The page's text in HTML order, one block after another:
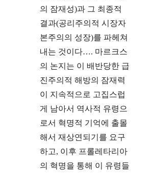
의 잠재성)과 그 최종적
결과(공리주의적 시장자
본주의의 성장)를 파헤쳐
내는 것이다…. 마르크스
의 논지는 이 배반당한 급
진주의적 해방의 잠재력
이 지속적으로 고집스럽
게 남아서 역사적 유령으
로서 혁명적 기억에 출몰
해서 재상연되기를 요구
하고, 이후 프롤레타리아
의 혁명을 통해 이 유령들